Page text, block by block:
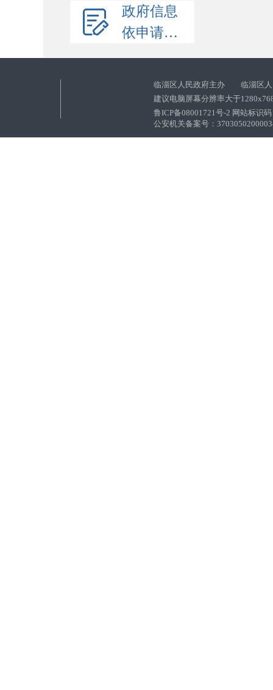
政府信息
依申请公开
临淄区人民政府主办 临淄区人
建议电脑屏幕分辨率大于
鲁ICP备08001721号-2 网站标识
公安机关备案号：